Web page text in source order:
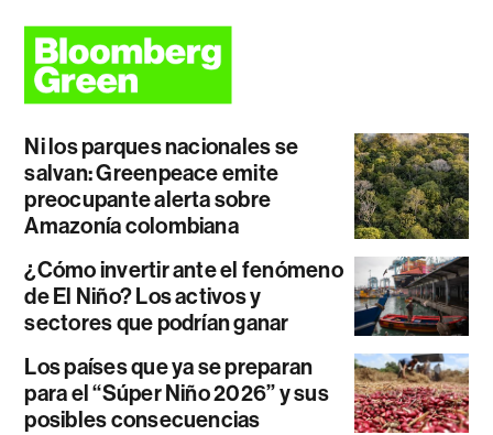
Ni los parques nacionales se
salvan: Greenpeace emite
preocupante alerta sobre
Amazonía colombiana
¿Cómo invertir ante el fenómeno
de El Niño? Los activos y
sectores que podrían ganar
Los países que ya se preparan
para el “Súper Niño 2026” y sus
posibles consecuencias